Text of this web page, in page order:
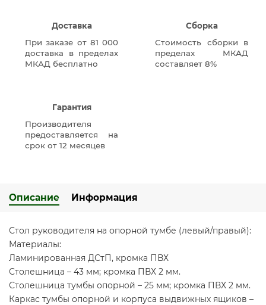
Доставка
При заказе от 81 000
доставка в пределах
МКАД бесплатно
Сборка
Стоимость сборки в
пределах МКАД
составляет 8%
Гарантия
Производителя
предоставляется на
срок от 12 месяцев
Описание Информация
Стол руководителя на опорной тумбе (левый/правый):
Материалы:
Ламинированная ДСтП, кромка ПВХ
Столешница – 43 мм; кромка ПВХ 2 мм.
Столешница тумбы опорной – 25 мм; кромка ПВХ 2 мм.
Каркас тумбы опорной и корпуса выдвижных ящиков –